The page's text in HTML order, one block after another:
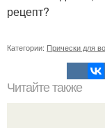
рецепт?
Категории: Прически для
Читайте также